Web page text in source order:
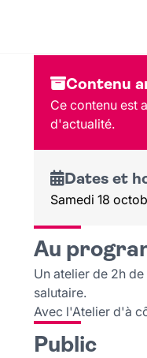
Contenu
Ce contenu est
d'actualité.
Dates et
Samedi 18
Au
Un atelier de 2h
salutaire.
Avec l'Atelier d'à
Public